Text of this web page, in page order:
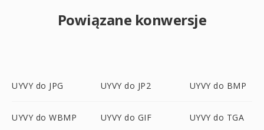
Powiązane konwersje
UYVY do JPG UYVY do JP2 UYVY do BMP
UYVY do WBMP UYVY do GIF UYVY do TGA